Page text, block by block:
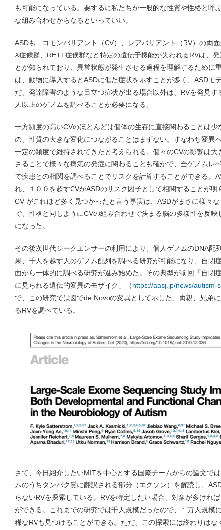
も可能になっている。要するに私たちが一般的な性質や性格と呼
な組み合わせからなるといっていい。
ASDも、コモンバリアント（CV）、レアバリアント（RV）の両
X症候群、RETT症候群など特定の遺伝子機能が失われるRVは、
とが知られており、異常状態が発生させる過程を理解するために
は、動物に導入するとASDに似た症状を示すことが多く、ASDモ
だ、発達障害のような目立つ症状が出る場合以外は、RVを発見
人以上のゲノムを調べることが必要になる。
一方頻度の高いCVのほとんどは個体の生存に直接関わることは
の、性質の大きな変化につながることはまずない。すなわち変異
一定の頻度で維持されてきたと考えられる。個々のCVの影響は
さることで様々な病気の発症に関わることも確かで、全ゲノムレ
で疾患との相関を調べることでリスクを計算することができる。
れ、１００を超すCVがASDのリスク因子として相関することが
CV がこれほど多く見つかったと言う事実は、ASDがまさに様々
で、性格と同じようにCVの組み合わせで決まる脳の多様性を反
になった。
その後次世代シークエンサーの利用により、個人ゲノムのDNA配
果、千人を越す人のゲノム配列を調べる研究が可能になり、自閉
面から一体的に調べる研究が進み始めた。その典型が前回「自閉
に見られる遺伝的変異のモザイク」（https://aasj.jp/news/autism-
で、この研究では図でde Novoの変異として示した、両親、兄弟
るRVを調べている。
さて、今日紹介したいMITを中心とする国際チームからの論文で
ムのうちタンパク質に翻訳される部分（エクソン）を解読し、
らないRVを探索している。RVを特定したい場合、対象が多けれ
ができる。これまでの研究では千人規模だったので、１万人規模
稀なRVも見つけることができる。ただ、この探索には終わりは